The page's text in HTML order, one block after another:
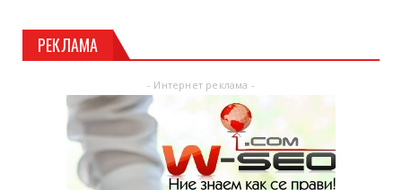
РЕКЛАМА
- Интернет реклама -